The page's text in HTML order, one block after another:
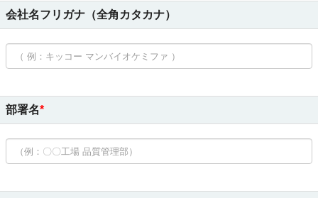
会社名フリガナ（全角カタカナ）
部署名